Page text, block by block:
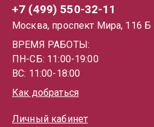
+7 (499) 550-32-11
Москва, проспект Мира, 116 Б
ВРЕМЯ РАБОТЫ:
ПН-СБ: 11:00-19:00
ВС: 11:00-18:00
Как добраться
Личный кабинет